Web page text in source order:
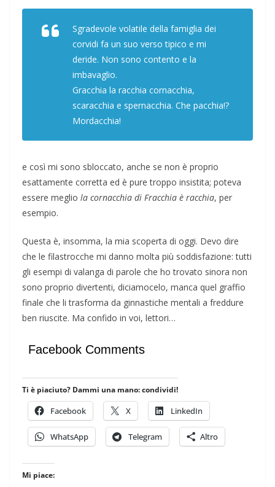
Sgradevole volatile della famiglia dei
corvidi fa un suo verso tipico e mi
deride. Non sono contento e la
imbavaglio.
Gracchia la racchia cornacchia,
scaracchia e spernacchia. Che pacchia!?
Mordacchia!
e così mi sono sbloccato, anche se non è proprio
esattamente corretta ed è pure troppo insistita; poteva
essere meglio la cornacchia di Fracchia è racchia, per
esempio.
Questa è, insomma, la mia scoperta di oggi. Devo dire
che le filastrocche mi danno molta più soddisfazione: tutti
gli esempi di valanga di parole che ho trovato sinora non
sono proprio divertenti, diciamocelo, manca quel graffio
finale che li trasforma da ginnastiche mentali a freddure
ben riuscite. Ma confido in voi, lettori…
Facebook Comments
Ti è piaciuto? Dammi una mano: condividi!
Facebook X LinkedIn
WhatsApp Telegram Altro
Mi piace: